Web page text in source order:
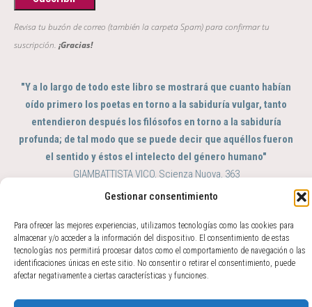
Gestionar consentimiento
Para ofrecer las mejores experiencias, utilizamos tecnologías como las cookies para
almacenar y/o acceder a la información del dispositivo. El consentimiento de estas
tecnologías nos permitirá procesar datos como el comportamiento de navegación o las
identificaciones únicas en este sitio. No consentir o retirar el consentimiento, puede
afectar negativamente a ciertas características y funciones.
Revisa tu buzón de correo (también la carpeta Spam) para confirmar tu
suscripción. ¡Gracias!
"Y a lo largo de todo este libro se mostrará que cuanto habían
oído primero los poetas en torno a la sabiduría vulgar, tanto
entendieron después los filósofos en torno a la sabiduría
profunda; de tal modo que se puede decir que aquéllos fueron
el sentido y éstos el intelecto del género humano"
GIAMBATTISTA VICO, Scienza Nuova, 363
© 2017 - 2026 Amparo Zacarés -